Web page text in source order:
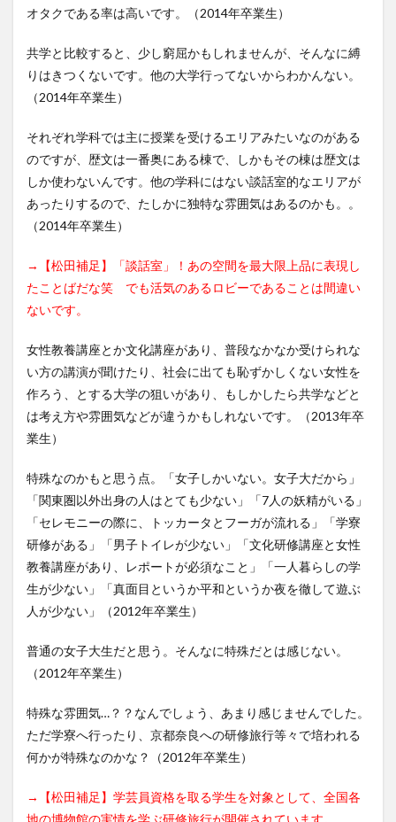
オタクである率は高いです。（2014年卒業生）
共学と比較すると、少し窮屈かもしれませんが、そんなに縛
りはきつくないです。他の大学行ってないからわかんない。
（2014年卒業生）
それぞれ学科では主に授業を受けるエリアみたいなのがある
のですが、歴文は一番奥にある棟で、しかもその棟は歴文は
しか使わないんです。他の学科にはない談話室的なエリアが
あったりするので、たしかに独特な雰囲気はあるのかも。。
（2014年卒業生）
→【松田補足】「談話室」！あの空間を最大限上品に表現し
たことばだな笑 でも活気のあるロビーであることは間違い
ないです。
女性教養講座とか文化講座があり、普段なかなか受けられな
い方の講演が聞けたり、社会に出ても恥ずかしくない女性を
作ろう、とする大学の狙いがあり、もしかしたら共学などと
は考え方や雰囲気などが違うかもしれないです。（2013年卒
業生）
特殊なのかもと思う点。「女子しかいない。女子大だから」
「関東圏以外出身の人はとても少ない」「7人の妖精がいる」
「セレモニーの際に、トッカータとフーガが流れる」「学寮
研修がある」「男子トイレが少ない」「文化研修講座と女性
教養講座があり、レポートが必須なこと」「一人暮らしの学
生が少ない」「真面目というか平和というか夜を徹して遊ぶ
人が少ない」（2012年卒業生）
普通の女子大生だと思う。そんなに特殊だとは感じない。
（2012年卒業生）
特殊な雰囲気…？？なんでしょう、あまり感じませんでした。
ただ学寮へ行ったり、京都奈良への研修旅行等々で培われる
何かが特殊なのかな？（2012年卒業生）
→【松田補足】学芸員資格を取る学生を対象として、全国各